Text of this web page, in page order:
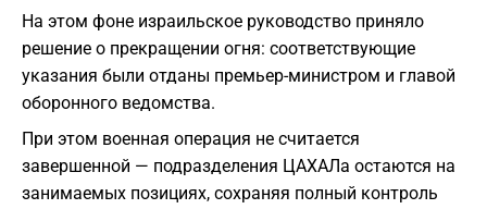
На этом фоне израильское руководство приняло
решение о прекращении огня: соответствующие
указания были отданы премьер-министром и главой
оборонного ведомства.
При этом военная операция не считается
завершенной — подразделения ЦАХАЛа остаются на
занимаемых позициях, сохраняя полный контроль